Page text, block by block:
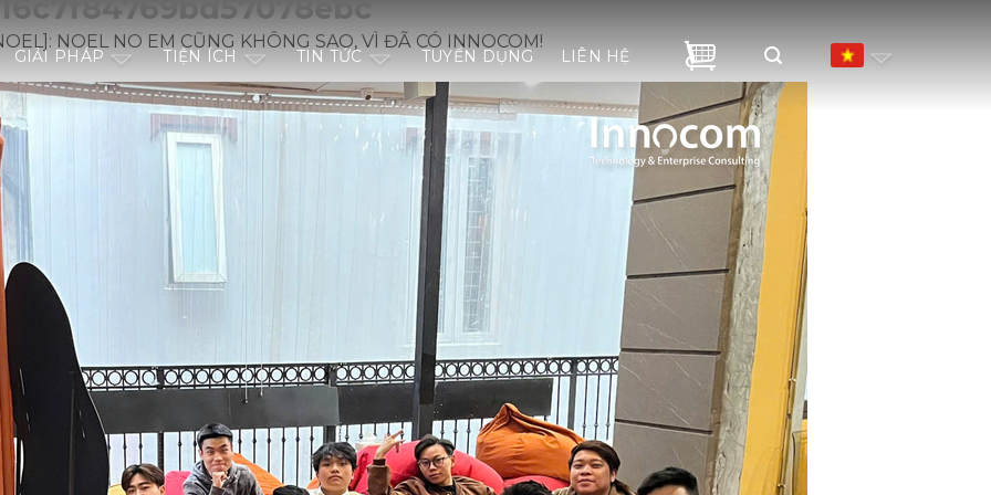
GIẢI PHÁP TIỆN ÍCH TIN TỨC TUYỂN DỤNG LIÊN HỆ
NOEL NO EM CŨNG KHÔNG SAO, VÌ ĐÃ CÓ INNOCOM!